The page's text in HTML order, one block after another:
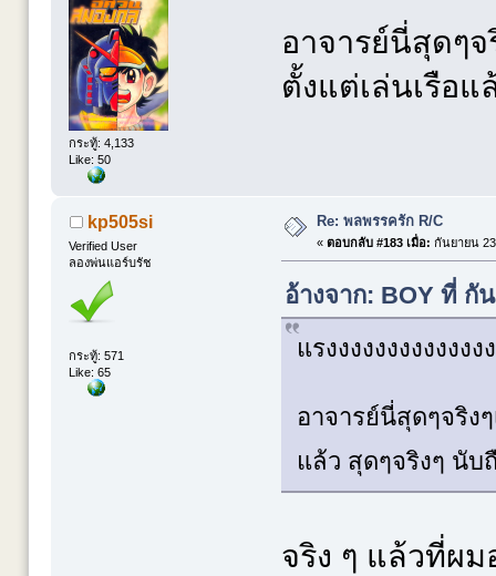
กระทู้: 4,133
Like: 50
อาจารย์นี่สุดๆจ
ตั้งแต่เล่นเรือ
kp505si
Verified User
ลองพ่นแอร์บรัช
กระทู้: 571
Like: 65
Re: พลพรรครัก R/C
« ตอบกลับ #183 เมื่อ: กันยายน
อ้างจาก: BOY ที่ กั
แรงงงงงงงงงงงงง
อาจารย์นี่สุดๆจริง
แล้ว สุดๆจริงๆ นับ
จริง ๆ แล้วที่ผ